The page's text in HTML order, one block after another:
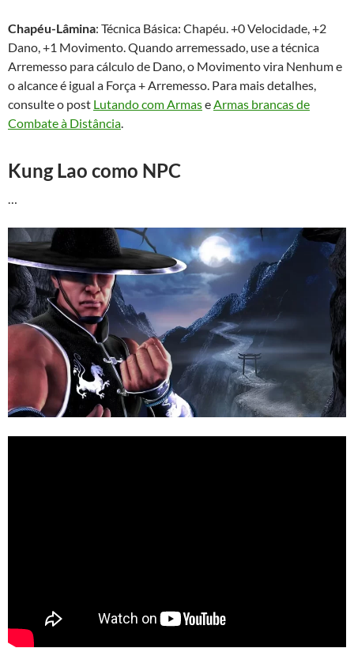
Chapéu-Lâmina: Técnica Básica: Chapéu. +0 Velocidade, +2
Dano, +1 Movimento. Quando arremessado, use a técnica
Arremesso para cálculo de Dano, o Movimento vira Nenhum e
o alcance é igual a Força + Arremesso. Para mais detalhes,
consulte o post Lutando com Armase Armas brancas de
Combate à Distância
Kung Lao como NPC